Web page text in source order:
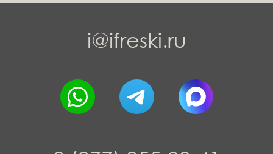
i@ifreski.ru